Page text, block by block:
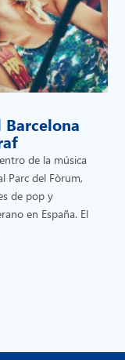
Barcelona
de la música
Parc del Fòrum,
de pop y
en España. El